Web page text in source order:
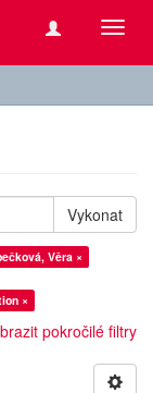
Vykonat
Věra ×
×
pokročilé filtry